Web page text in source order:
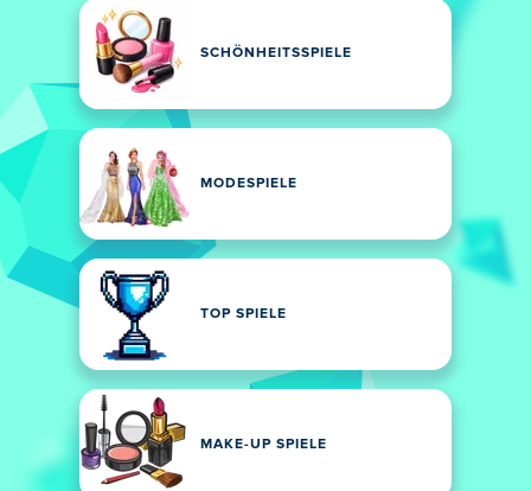
SCHÖNHEITSSPIELE
MODESPIELE
TOP SPIELE
MAKE-UP SPIELE